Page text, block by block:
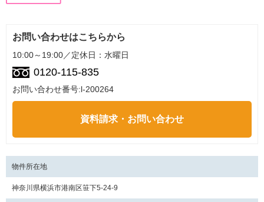
お問い合わせはこちらから
10:00～19:00／定休日：水曜日
0120-115-835
お問い合わせ番号:l-200264
資料請求・お問い合わせ
物件所在地
神奈川県横浜市港南区笹下5-24-9